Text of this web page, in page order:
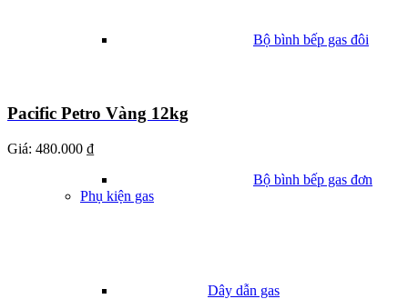
Bộ bình bếp gas đôi
Bộ bình bếp gas đơn
Phụ kiện gas
Dây dẫn gas
Pacific Petro Vàng 12kg
Giá: 480.000 ₫